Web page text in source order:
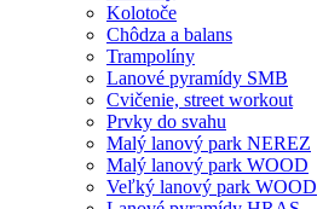
Kolotoče
Chôdza a balans
Trampolíny
Lanové pyramídy SMB
Cvičenie, street workout
Prvky do svahu
Malý lanový park NEREZ
Malý lanový park WOOD
Veľký lanový park WOOD